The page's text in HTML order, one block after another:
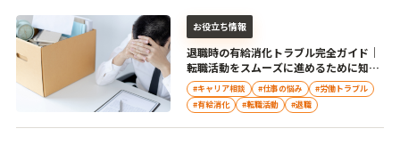
退職時の有給消化トラブル完全ガイド｜
転職活動をスムーズに進めるために知っ
ておくべきこと
お役立ち情報
#キャリア相談 #仕事の悩み
#労働トラブル
#有給消化
#転職活動 #退職